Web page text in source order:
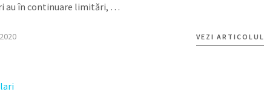
au în continuare limitări, …
VEZI ARTICOLUL